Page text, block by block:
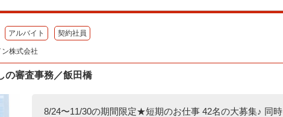
アルバイト 契約社員
株式会社
審査事務／飯田橋
8/24〜11/30の期間限定★短期のお仕事 42名の大募集♪ 同時